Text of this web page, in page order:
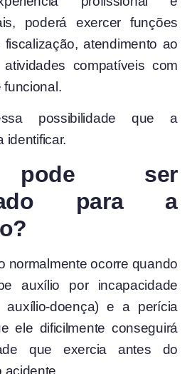
poderá exercer funções
atendimento ao
compatíveis com
funcional.
possibilidade que a
identificar.
pode ser
para a
normalmente ocorre quando
auxílio por incapacidade
auxílio-doença) e a perícia
ele dificilmente conseguirá
que exercia antes do